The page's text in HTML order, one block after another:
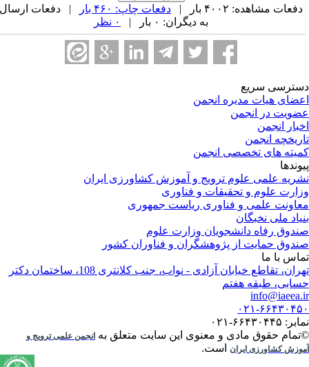
دفعات مشاهده: ۴۰۰۲ بار | دفعات چاپ: ۴۶۰ بار
| دفعات ارسال
به دیگران: ۰ بار |
سریع
هیات مدیره انجمن
در انجمن
انجمن
انجمن
های تخصصی انجمن
علمی علوم ترویج و آموزش کشاورزی ایران
علوم و تحقیقات و فناوری
علمی و فناوری ریاست جمهوری
ملی نخبگان
رفاه دانشجویان وزارت علوم
حمایت از پژوهشگران و فناوران کشور
با ما
تهران، تقاطع خیابان آزادی - نواب، جنب کلانتری 108، ساختمان دکتر
طبقه هفتم
۶۶۴۳۰۴۵۰
۰۲۱
تمام حقوق مادی و معنوی این سایت متعلق بهانجمن علمی ترویج و
کشاورزی ایران است.